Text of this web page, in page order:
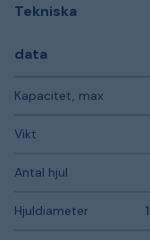
Tekniska
data
Kapacitet, max
Vikt
Antal hjul
Hjuldiameter